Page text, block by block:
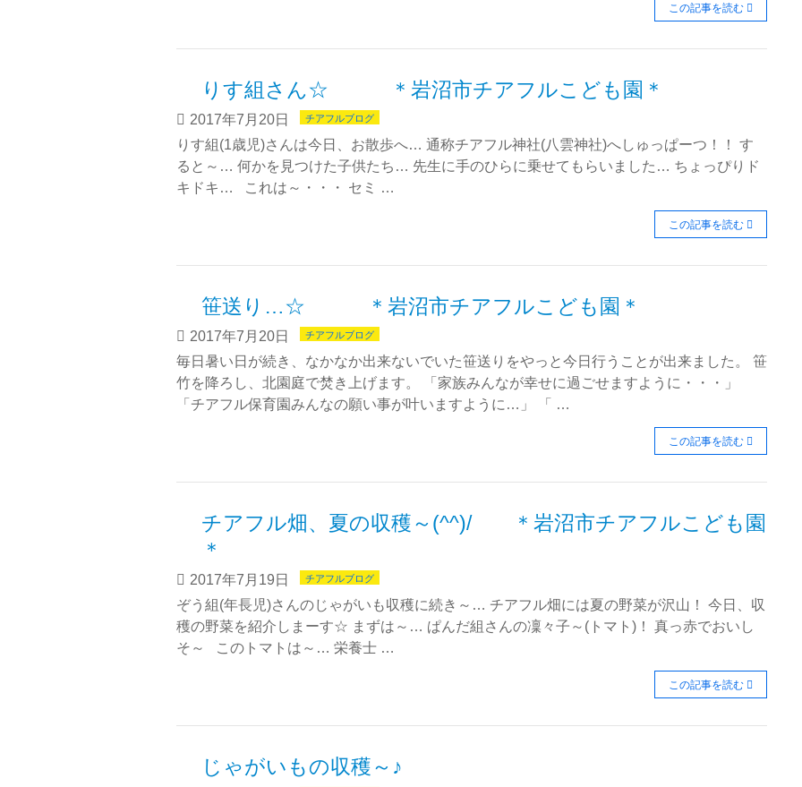
この記事を読む
りす組さん☆ ＊岩沼市チアフルこども園＊
2017年7月20日 チアフルブログ
りす組(1歳児)さんは今日、お散歩へ… 通称チアフル神社(八雲神社)へしゅっぱーつ！！ す
ると～… 何かを見つけた子供たち… 先生に手のひらに乗せてもらいました… ちょっぴりド
キドキ… これは～・・・ セミ …
この記事を読む
笹送り…☆ ＊岩沼市チアフルこども園＊
2017年7月20日 チアフルブログ
毎日暑い日が続き、なかなか出来ないでいた笹送りをやっと今日行うことが出来ました。 笹
竹を降ろし、北園庭で焚き上げます。 「家族みんなが幸せに過ごせますように・・・」
「チアフル保育園みんなの願い事が叶いますように…」 「 …
この記事を読む
チアフル畑、夏の収穫～(^^)/ ＊岩沼市チアフルこども園
＊
2017年7月19日 チアフルブログ
ぞう組(年長児)さんのじゃがいも収穫に続き～… チアフル畑には夏の野菜が沢山！ 今日、収
穫の野菜を紹介しまーす☆ まずは～… ぱんだ組さんの凜々子～(トマト)！ 真っ赤でおいし
そ～ このトマトは～… 栄養士 …
この記事を読む
じゃがいもの収穫～♪